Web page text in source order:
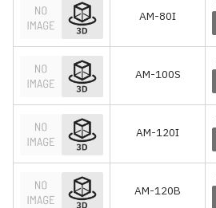
AM-80I
AM-100S
AM-120I
AM-120B